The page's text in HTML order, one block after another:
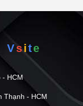
Vsite
- HCM
Thạnh - HCM